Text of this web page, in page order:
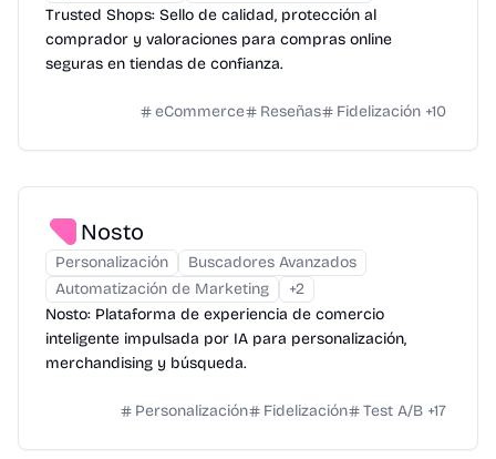
Trusted Shops: Sello de calidad, protección al
comprador y valoraciones para compras online
seguras en tiendas de confianza.
eCommerce Reseñas Fidelización +10
Nosto
Personalización
Buscadores Avanzados
Automatización de Marketing
+2
Nosto: Plataforma de experiencia de comercio
inteligente impulsada por IA para personalización,
merchandising y búsqueda.
Personalización Fidelización Test A/B +17